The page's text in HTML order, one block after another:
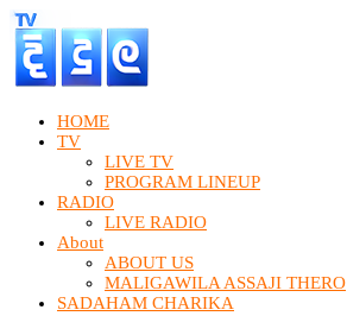
HOME
TV
LIVE TV
PROGRAM LINEUP
RADIO
LIVE RADIO
About
ABOUT US
MALIGAWILA ASSAJI THERO
SADAHAM CHARIKA